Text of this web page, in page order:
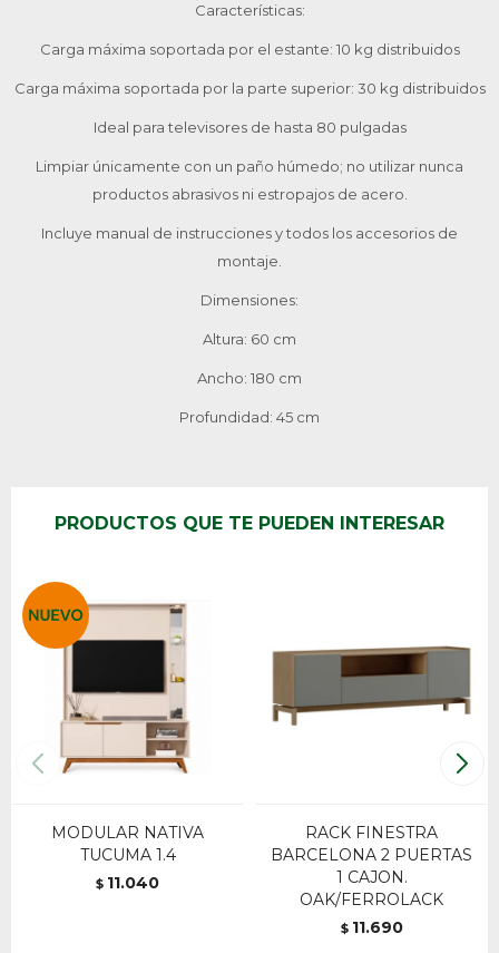
Características:
Carga máxima soportada por el estante: 10 kg distribuidos
Carga máxima soportada por la parte superior: 30 kg distribuidos
Ideal para televisores de hasta 80 pulgadas
Limpiar únicamente con un paño húmedo; no utilizar nunca
productos abrasivos ni estropajos de acero.
Incluye manual de instrucciones y todos los accesorios de
montaje.
Dimensiones:
Altura: 60 cm
Ancho: 180 cm
Profundidad: 45 cm
PRODUCTOS QUE TE PUEDEN INTERESAR
MODULAR NATIVA
TUCUMA 1.4
$ 11.040
RACK FINESTRA
BARCELONA 2 PUERTAS
1 CAJON.
OAK/FERROLACK
$ 11.690